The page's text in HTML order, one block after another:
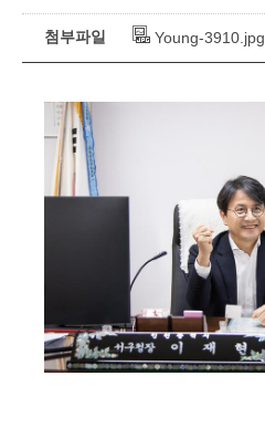
첨부파일 Young-3910.jpg